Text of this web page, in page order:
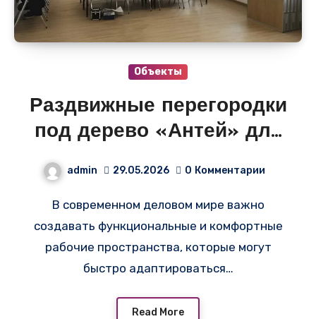
Объекты
Раздвижные перегородки
под дерево «Антей» для
офисного помещения в
admin 29.05.2026 0 Комментарии
В современном деловом мире важно
создавать функциональные и комфортные
рабочие пространства, которые могут
быстро адаптироваться…
Read More